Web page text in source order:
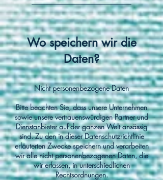
Wo speichern wir die
Daten?
Nicht personenbezogene Daten
Bitte beachten Sie, dass unsere Unternehmen
sowie unsere vertrauenswürdigen Partner und
Dienstanbieter auf der ganzen Welt ansässig
sind. Zu den in dieser Datenschutzrichtlinie
erläuterten Zwecke speichern und verarbeiten
wir alle nicht personenbezogenen Daten, die
wir erfassen, in unterschiedlichen
Rechtsordnungen.